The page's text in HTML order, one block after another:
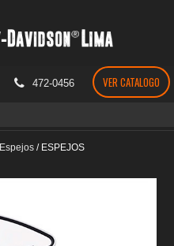
472-0456 VER CATALOGO
Espejos / ESPEJOS